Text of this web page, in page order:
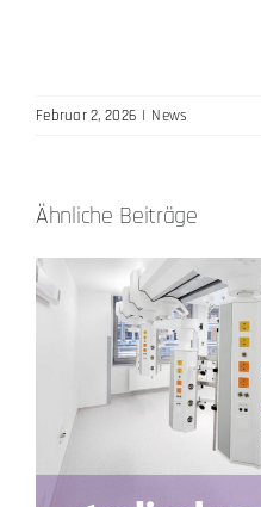
Februar 2, 2026 | News
Ähnliche Beiträge
Update